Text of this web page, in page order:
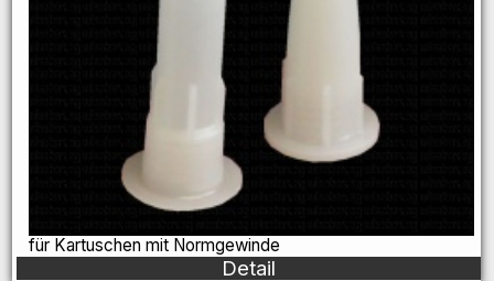
für Kartuschen mit Normgewinde
Detail